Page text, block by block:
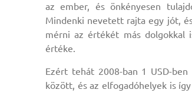
az ember, és önkényesen
Mindenki nevetett rajta egy jót,
mérni az értékét más dolgokkal
értéke.
Ezért tehát 2008-ban 1 USD-
között, és az elfogadóhelyek is